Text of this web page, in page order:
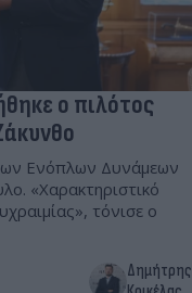
ο πιλότος
Ενόπλων Δυνάμεων
«Χαρακτηριστικό
τόνισε ο
Δημήτρης